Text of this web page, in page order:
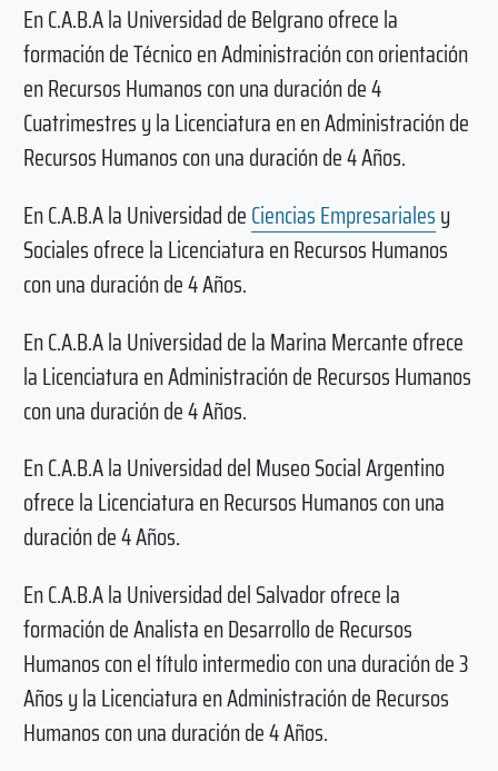
En C.A.B.A la Universidad de Belgrano ofrece la
formación de Técnico en Administración con orientación
en Recursos Humanos con una duración de 4
Cuatrimestres y la Licenciatura en en Administración de
Recursos Humanos con una duración de 4 Años.
En C.A.B.A la Universidad deCiencias Empresarialesy
Sociales ofrece la Licenciatura en Recursos Humanos
con una duración de 4 Años.
En C.A.B.A la Universidad de la Marina Mercante ofrece
la Licenciatura en Administración de Recursos Humanos
con una duración de 4 Años.
En C.A.B.A la Universidad del Museo Social Argentino
ofrece la Licenciatura en Recursos Humanos con una
duración de 4 Años.
En C.A.B.A la Universidad del Salvador ofrece la
formación de Analista en Desarrollo de Recursos
Humanos con el título intermedio con una duración de 3
Años y la Licenciatura en Administración de Recursos
Humanos con una duración de 4 Años.